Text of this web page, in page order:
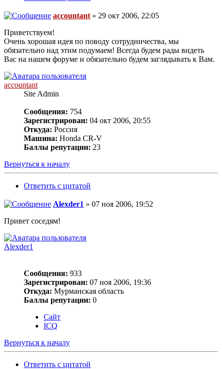
accountant » 29 окт 2006, 22:05
Приветствуем!
Очень хорошая идея по поводу сотрудничества, мы
обязательно над этим подумаем! Всегда будем рады видеть
Вас на нашем форуме и обязательно будем заглядывать к Вам.
accountant
Site Admin
Сообщения: 754
Зарегистрирован: 04 окт 2006, 20:55
Откуда: Россия
Машина: Honda CR-V
Баллы репутации: 23
Вернуться к началу
Ответить с цитатой
Alexder1 » 07 ноя 2006, 19:52
Привет соседям!
Alexder1
Сообщения: 933
Зарегистрирован: 07 ноя 2006, 19:36
Откуда: Мурманская область
Баллы репутации: 0
Сайт
ICQ
Вернуться к началу
Ответить с цитатой